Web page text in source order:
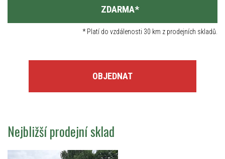
ZDARMA*
*Platí do vzdálenosti 30 km z prodejních skladů.
OBJEDNAT
Nejbližší prodejní sklad